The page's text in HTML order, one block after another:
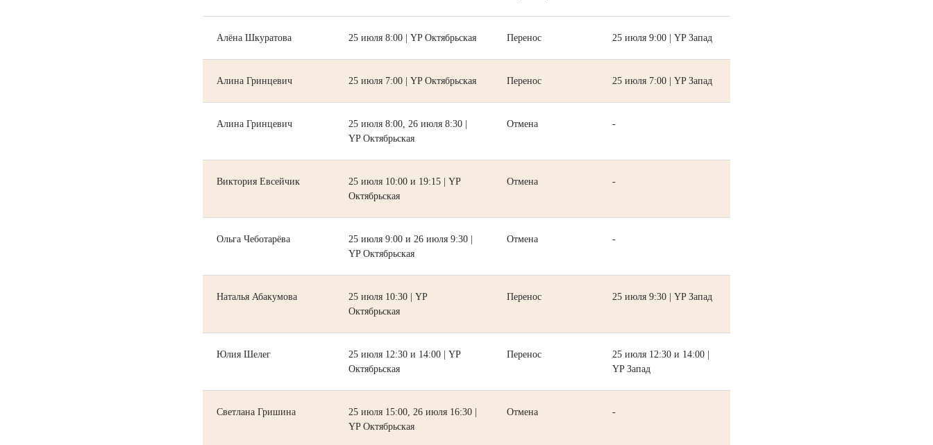
Алёна Шкуратова 25 июля 8:00 | YP Октябрьская Перенос 25 июля 9:00 | YP Запад
Алина Гринцевич 25 июля 7:00 | YP Октябрьская Перенос 25 июля 7:00 | YP Запад
Алина Гринцевич
25 июля 8:00, 26 июля 8:30 |
YP Октябрьская
Отмена -
Виктория Евсейчик
25 июля 10:00 и 19:15 | YP
Октябрьская
Отмена -
Ольга Чеботарёва
25 июля 9:00 и 26 июля 9:30 |
YP Октябрьская
Отмена -
Наталья Абакумова
25 июля 10:30 | YP
Октябрьская
Перенос 25 июля 9:30 | YP Запад
Юлия Шелег
25 июля 12:30 и 14:00 | YP
Октябрьская
Перенос
25 июля 12:30 и 14:00 |
YP Запад
Светлана Гришина
25 июля 15:00, 26 июля 16:30 |
YP Октябрьская
Отмена -